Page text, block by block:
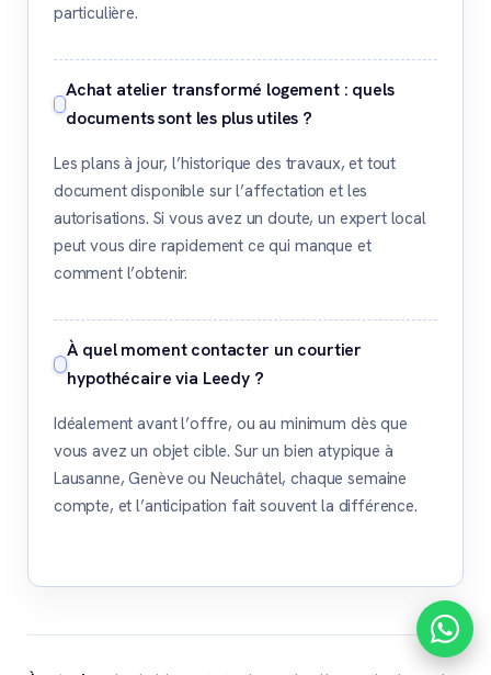
particulière.
Achat atelier transformé logement : quels
documents sont les plus utiles ?
Les plans à jour, l’historique des travaux, et tout
document disponible sur l’affectation et les
autorisations. Si vous avez un doute, un expert local
peut vous dire rapidement ce qui manque et
comment l’obtenir.
À quel moment contacter un courtier
hypothécaire via Leedy ?
Idéalement avant l’offre, ou au minimum dès que
vous avez un objet cible. Sur un bien atypique à
Lausanne, Genève ou Neuchâtel, chaque semaine
compte, et l’anticipation fait souvent la différence.